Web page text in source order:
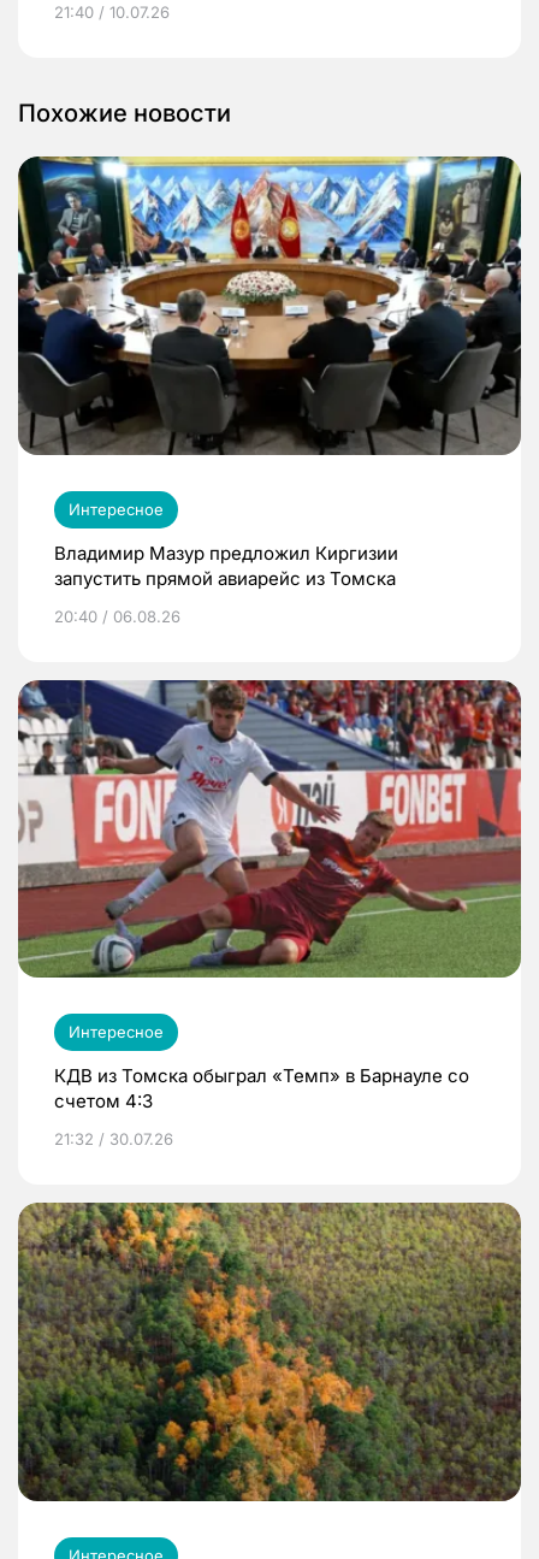
21:40 / 10.07.26
Похожие новости
Интересное
Владимир Мазур предложил Киргизии
запустить прямой авиарейс из Томска
20:40 / 06.08.26
Интересное
КДВ из Томска обыграл «Темп» в Барнауле со
счетом 4:3
21:32 / 30.07.26